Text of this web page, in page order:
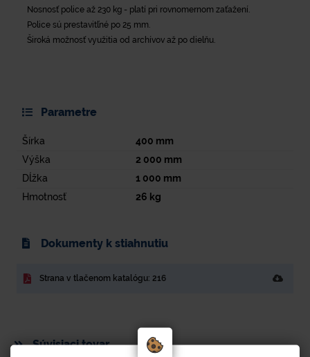
Nosnosť police až 230 kg - platí pri rovnomernom zaťažení.
Police sú prestavitľné po 25 mm.
Široká možnosť využitia od archívov až po dielňu.
Parametre
Šírka 400 mm
Výška
2 000 mm
Dĺžka
1 000 mm
Hmotnosť
26 kg
Dokumenty k stiahnutiu
Strana v tlačenom katalógu: 216
Súvisiaci tovar